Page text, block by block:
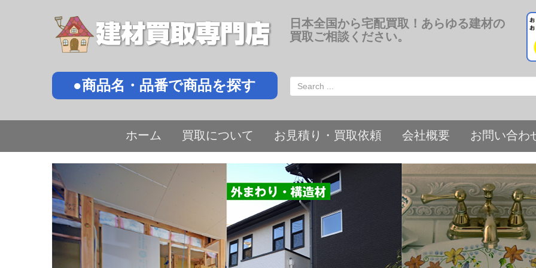
日本全国から宅配買取！あらゆる建材の
買取ご相談ください。
●商品名・品番で商品を探す
ホーム 買取について お見積り・買取依頼 会社概要 お問い合わ